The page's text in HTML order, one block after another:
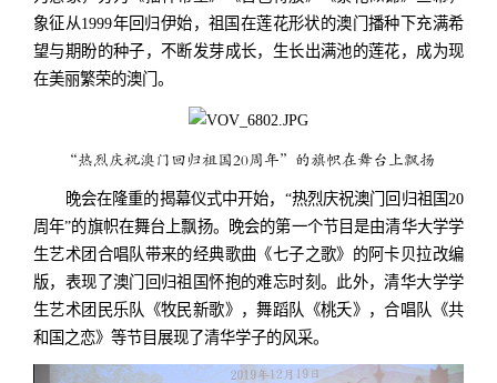
象征从1999年回归伊始，祖国在莲花形状的澳门播种下充满希
望与期盼的种子，不断发芽成长，生长出满池的莲花，成为现
在美丽繁荣的澳门。
“热烈庆祝澳门回归祖国20周年”的旗帜在舞台上飘扬
晚会在隆重的揭幕仪式中开始，“热烈庆祝澳门回归祖国20
周年”的旗帜在舞台上飘扬。晚会的第一个节目是由清华大学学
生艺术团合唱队带来的经典歌曲《七子之歌》的阿卡贝拉改编
版，表现了澳门回归祖国怀抱的难忘时刻。此外，清华大学学
生艺术团民乐队《牧民新歌》，舞蹈队《桃夭》，合唱队《共
和国之恋》等节目展现了清华学子的风采。